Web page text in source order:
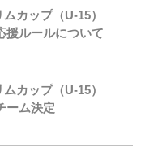
カップ（U-15）
ルールについて
カップ（U-15）
ーム決定